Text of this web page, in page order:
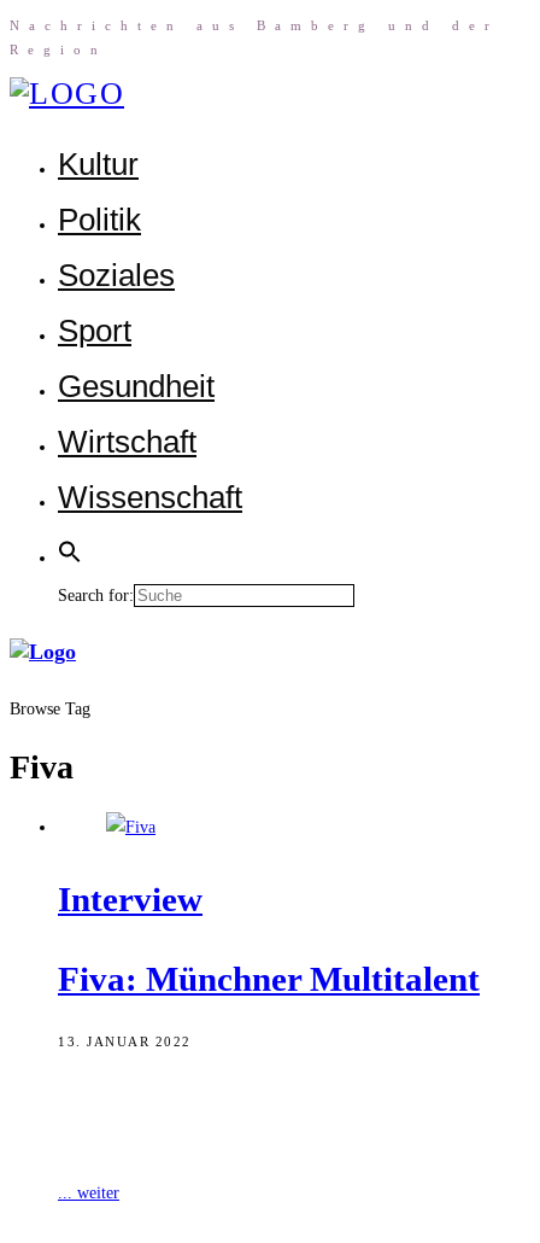
Nach­rich­ten aus Bam­berg und der
Region
Kul­tur
Poli­tik
Sozia­les
Sport
Gesund­heit
Wirt­schaft
Wis­sen­schaft
Search for:
Browse Tag
Fiva
Inter­view
Fiva: Münch­ner Multitalent
13. JANUAR 2022
... weiter